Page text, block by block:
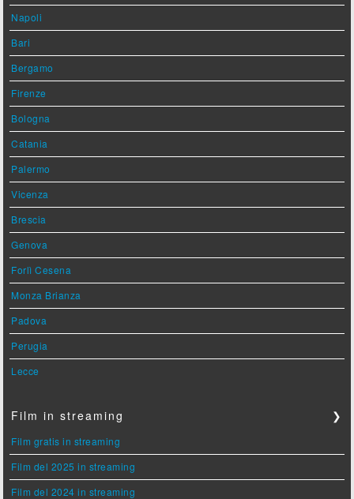
Napoli
Bari
Bergamo
Firenze
Bologna
Catania
Palermo
Vicenza
Brescia
Genova
Forlì Cesena
Monza Brianza
Padova
Perugia
Lecce
Film in streaming ❯
Film gratis in streaming
Film del 2025 in streaming
Film del 2024 in streaming